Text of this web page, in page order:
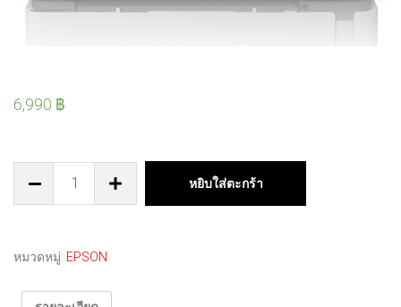
6,990 ฿
หยิบใส่ตะกร้า
หมวดหมู่: EPSON